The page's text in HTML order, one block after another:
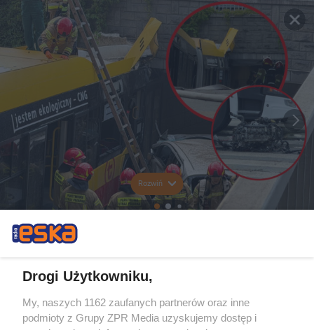
Rozwiń
Drogi Użytkowniku,
My, naszych 1162 zaufanych partnerów oraz inne
podmioty z Grupy ZPR Media uzyskujemy dostęp i